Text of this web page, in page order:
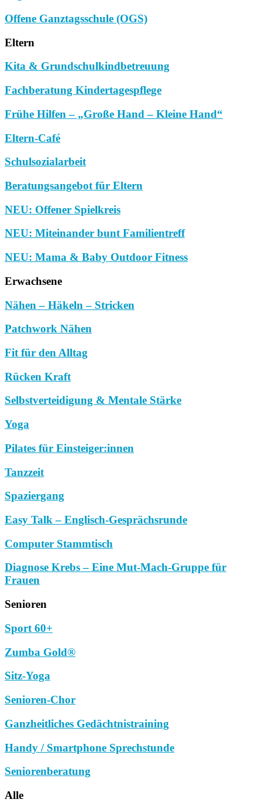
Offene Ganztagsschule (OGS)
Eltern
Kita & Grundschulkindbetreuung
Fachberatung Kindertagespflege
Frühe Hilfen – „Große Hand – Kleine Hand“
Eltern-Café
Schulsozialarbeit
Beratungsangebot für Eltern
NEU: Offener Spielkreis
NEU: Miteinander bunt Familientreff
NEU: Mama & Baby Outdoor Fitness
Erwachsene
Nähen – Häkeln – Stricken
Patchwork Nähen
Fit für den Alltag
Rücken Kraft
Selbstverteidigung & Mentale Stärke
Yoga
Pilates für Einsteiger:innen
Tanzzeit
Spaziergang
Easy Talk – Englisch-Gesprächsrunde
Computer Stammtisch
Diagnose Krebs – Eine Mut-Mach-Gruppe für
Frauen
Senioren
Sport 60+
Zumba Gold®
Sitz-Yoga
Senioren-Chor
Ganzheitliches Gedächtnistraining
Handy / Smartphone Sprechstunde
Seniorenberatung
Alle